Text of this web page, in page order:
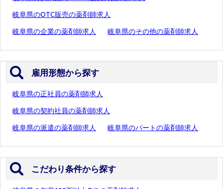
岐阜県のOTC販売の薬剤師求人
岐阜県の企業の薬剤師求人 岐阜県のその他の薬剤師求人
雇用形態から探す
岐阜県の正社員の薬剤師求人
岐阜県の契約社員の薬剤師求人
岐阜県の派遣の薬剤師求人 岐阜県のパートの薬剤師求人
こだわり条件から探す